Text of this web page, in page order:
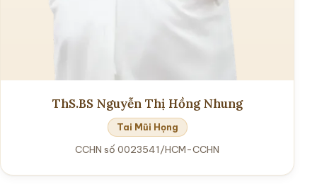
ThS.BS Nguyễn Thị Hồng Nhung
Tai Mũi Họng
CCHN số 0023541/HCM-CCHN